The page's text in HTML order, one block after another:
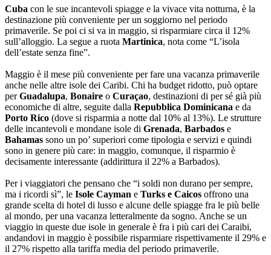
Cuba con le sue incantevoli spiagge e la vivace vita notturna, è la
destinazione più conveniente per un soggiorno nel periodo
primaverile. Se poi ci si va in maggio, si risparmiare circa il 12%
sull’alloggio. La segue a ruota Martinica, nota come “L’isola
dell’estate senza fine”.
Maggio è il mese più conveniente per fare una vacanza primaverile
anche nelle altre isole dei Caribi. Chi ha budget ridotto, può optare
perGuadalupa, Bonaire o Curaçao, destinazioni di per sé già più
economiche di altre, seguite dalla Repubblica Dominicana e da
Porto Rico (dove si risparmia a notte dal 10% al 13%). Le strutture
delle incantevoli e mondane isole di Grenada, Barbados e
Bahamas sono un po’ superiori come tipologia e servizi e quindi
sono in genere più care: in maggio, comunque, il risparmio è
decisamente interessante (addirittura il 22% a Barbados).
Per i viaggiatori che pensano che “i soldi non durano per sempre,
ma i ricordi sì”, le Isole Cayman e Turks e Caicos offrono una
grande scelta di hotel di lusso e alcune delle spiagge fra le più belle
al mondo, per una vacanza letteralmente da sogno. Anche se un
viaggio in queste due isole in generale è fra i più cari dei Caraibi,
andandovi in maggio è possibile risparmiare rispettivamente il 29% e
il 27% rispetto alla tariffa media del periodo primaverile.